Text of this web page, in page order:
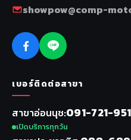
showpow@comp-
เบอร์ติดต่อสาขา
สาขาอ่อนนุช 091-721-
เปิดบริการทุกวัน